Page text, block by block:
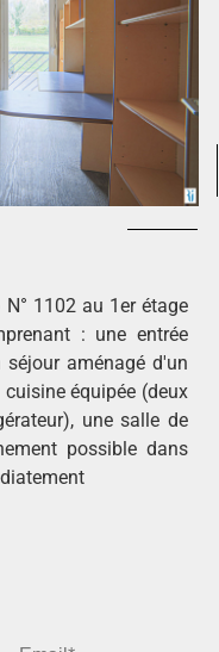
1102 au 1er étage
: une entrée
aménagé d'un
équipée (deux
une salle de
possible dans